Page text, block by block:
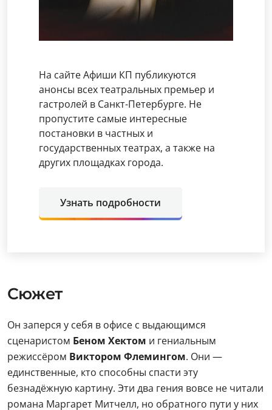
На сайте Афиши КП публикуются
анонсы всех театральных премьер и
гастролей в Санкт-Петербурге. Не
пропустите самые интересные
постановки в частных и
государственных театрах, а также на
других площадках города.
Узнать подробности
Сюжет
Он заперся у себя в офисе с выдающимся
сценаристом Беном Хектом и гениальным
режиссёром Виктором Флемингом. Они —
единственные, кто способны спасти эту
безнадёжную картину. Эти два гения вовсе не читали
романа Маргарет Митчелл, но обратного пути у них